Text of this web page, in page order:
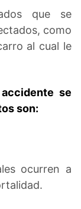
que se
como
al cual le
se
son:
ocurren a